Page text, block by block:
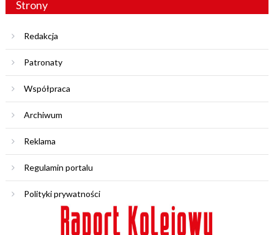
Strony
Redakcja
Patronaty
Współpraca
Archiwum
Reklama
Regulamin portalu
Polityki prywatności